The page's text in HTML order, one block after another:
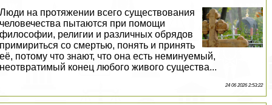
Люди на протяжении всего существования
человечества пытаются при помощи
философии, религии и различных обрядов
примириться со cмepтью, понять и принять
её, потому что знают, что она есть неминуемый,
неотвратимый конец любого живого существа...
24 06 2026 2:53:22